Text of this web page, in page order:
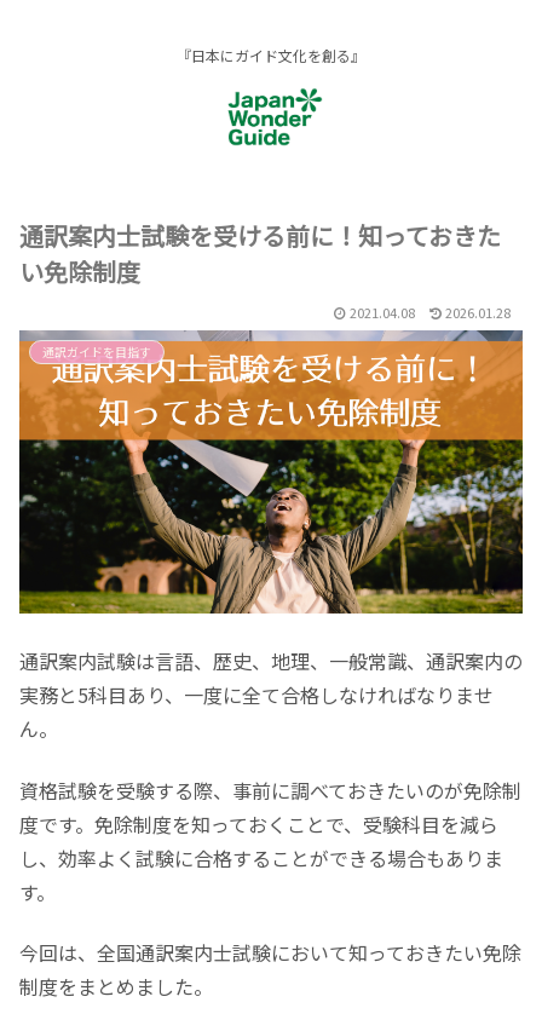
『日本にガイド文化を創る』
通訳案内士試験を受ける前に！知っておきた
い免除制度
2021.04.08 2026.01.28
通訳ガイドを目指す
通訳案内試験は言語、歴史、地理、一般常識、通訳案内の
実務と5科目あり、一度に全て合格しなければなりませ
ん。
資格試験を受験する際、事前に調べておきたいのが免除制
度です。免除制度を知っておくことで、受験科目を減ら
し、効率よく試験に合格することができる場合もありま
す。
今回は、全国通訳案内士試験において知っておきたい免除
制度をまとめました。